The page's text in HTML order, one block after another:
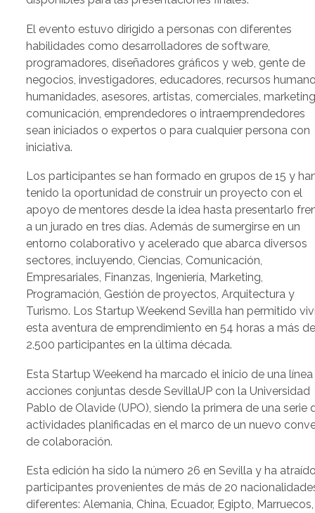
El evento estuvo dirigido a personas con diferentes
habilidades como desarrolladores de software,
programadores, diseñadores gráficos y web, gente de
negocios, investigadores, educadores, recursos
humanidades, asesores, artistas, comerciales,
comunicación, emprendedores o intraemprendedores
sean iniciados o expertos o para cualquier persona con
iniciativa.
Los participantes se han formado en grupos de 15 y
tenido la oportunidad de construir un proyecto con el
apoyo de mentores desde la idea hasta presentarlo
a un jurado en tres días. Además de sumergirse en un
entorno colaborativo y acelerado que abarca diversos
sectores, incluyendo, Ciencias, Comunicación,
Empresariales, Finanzas, Ingeniería, Marketing,
Programación, Gestión de proyectos, Arquitectura y
Turismo. Los Startup Weekend Sevilla han permitido
esta aventura de emprendimiento en 54 horas a más
2.500 participantes en la última década.
Esta Startup Weekend ha marcado el inicio de una
acciones conjuntas desde SevillaUP con la Universidad
Pablo de Olavide (UPO), siendo la primera de una serie
actividades planificadas en el marco de un nuevo
de colaboración.
Esta edición ha sido la número 26 en Sevilla y ha
participantes provenientes de más de 20
diferentes: Alemania, China, Ecuador, Egipto, Marruecos,